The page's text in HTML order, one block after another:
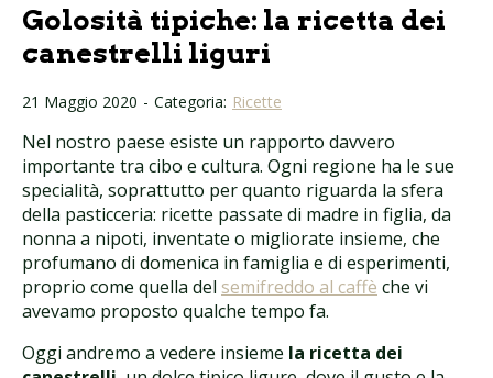
Golosità tipiche: la ricetta dei
canestrelli liguri
21 Maggio 2020 - Categoria: Ricette
Nel nostro paese esiste un rapporto davvero
importante tra cibo e cultura. Ogni regione ha le sue
specialità, soprattutto per quanto riguarda la sfera
della pasticceria: ricette passate di madre in figlia, da
nonna a nipoti, inventate o migliorate insieme, che
profumano di domenica in famiglia e di esperimenti,
proprio come quella del semifreddo al caffè che vi
avevamo proposto qualche tempo fa.
Oggi andremo a vedere insieme la ricetta dei